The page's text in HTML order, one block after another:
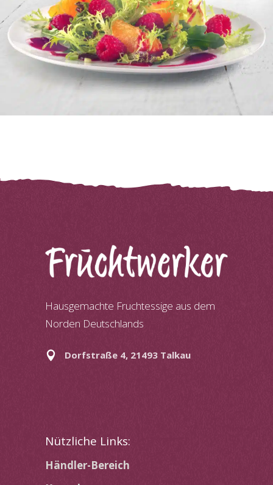
Salade á Fruits
Hausgemachte Fruchtessige aus dem
Norden Deutschlands
Dorfstraße 4, 21493 Talkau
Nützliche Links:
Händler-Bereich